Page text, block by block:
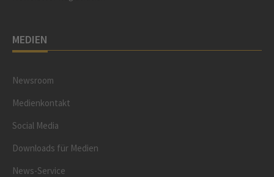
MEDIEN
Newsroom
Medienkontakt
Social Media
Downloads für Medien
News-Service